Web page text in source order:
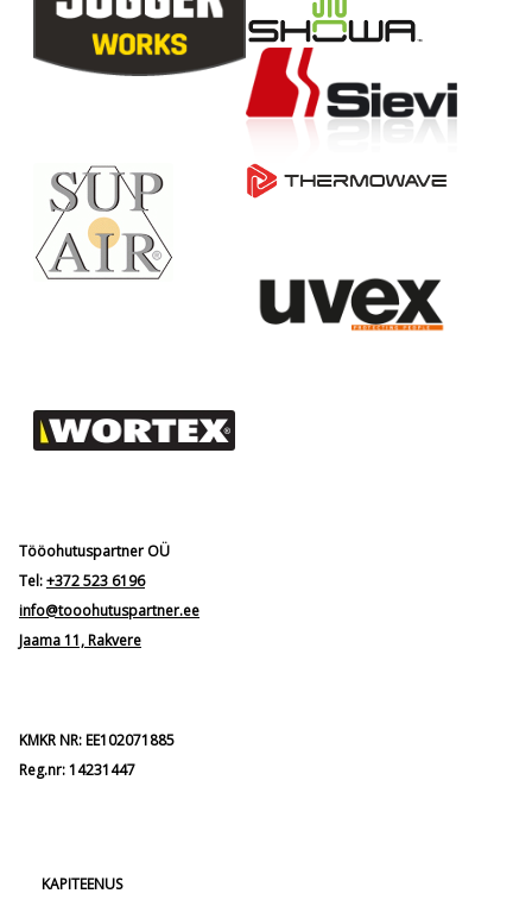
Tööohutuspartner OÜ
Tel:+372 523 6196
info@tooohutuspartner.ee
Jaama 11, Rakvere
KMKR NR: EE102071885
Reg.nr: 14231447
KAPITEENUS